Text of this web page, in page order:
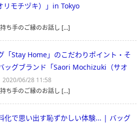
リモチヅキ）」in Tokyo
ち手のご縁のお話し […]
「Stay Home」のこだわりポイント・そ
ッグブランド「Saori Mochizuki（サオ
2020/06/28 11:58
ち手のご縁のお話し […]
化で思い出す恥ずかしい体験... | バッグ